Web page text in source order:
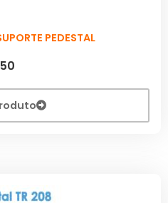
PEDESTAL